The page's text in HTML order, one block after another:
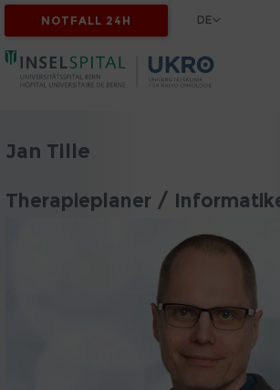
NOTFALL 24H DE
Jan Tille
Therapieplaner /